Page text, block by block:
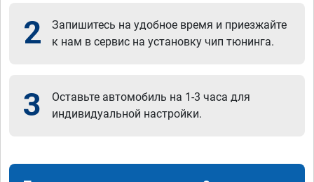
2
Запишитесь на удобное время и приезжайте
к нам в сервис на установку чип тюнинга.
3
Оставьте автомобиль на 1-3 часа для
индивидуальной настройки.